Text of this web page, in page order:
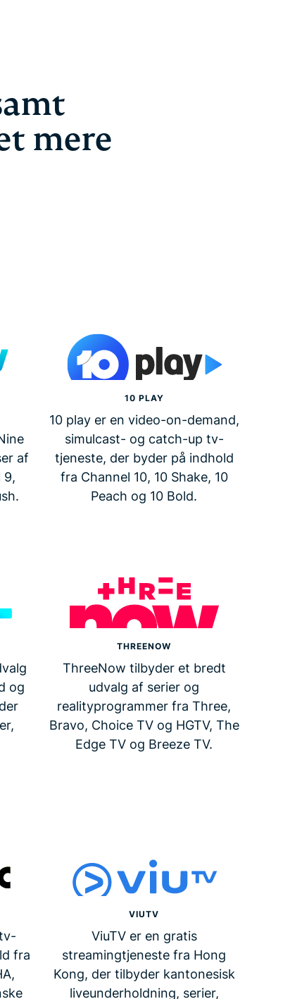
mere
af
9,
10 PLAY
10 play er en video-on-demand,
simulcast- og catch-up tv-
tjeneste, der byder på indhold
fra Channel 10, 10 Shake, 10
Peach og 10 Bold.
og
THREENOW
ThreeNow tilbyder et bredt
udvalg af serier og
realityprogrammer fra Three,
Bravo, Choice TV og HGTV, The
Edge TV og Breeze TV.
fra
VIUTV
ViuTV er en gratis
streamingtjeneste fra Hong
Kong, der tilbyder kantonesisk
liveunderholdning, serier,